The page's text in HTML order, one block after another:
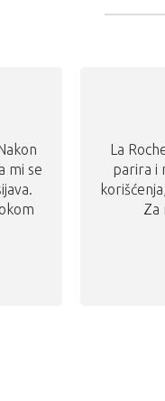
mi se
La
parira i
Za